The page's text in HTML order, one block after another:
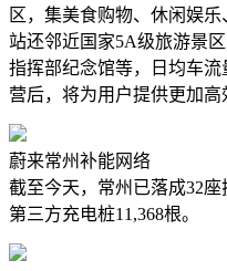
区，集美食购物、休闲娱
站还邻近国家5A级旅游景
指挥部纪念馆等，日均车
营后，将为用户提供更加高
蔚来常州补能网络
截至今天，常州已落成32
第三方充电桩11,368根。